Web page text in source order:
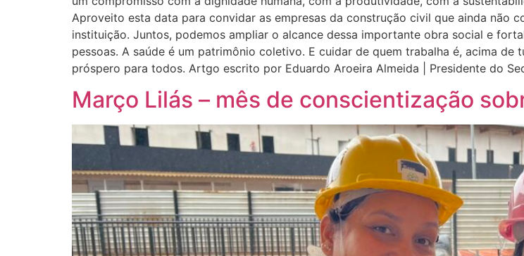
Aproveito esta data para convidar as empresas da construção civil que ainda não
instituição. Juntos, podemos ampliar o alcance dessa importante obra social e
pessoas. A saúde é um patrimônio coletivo. E cuidar de quem trabalha é, acima
próspero para todos. Artgo escrito por Eduardo Aroeira Almeida | Presidente do
Março Lilás – mês de conscientização